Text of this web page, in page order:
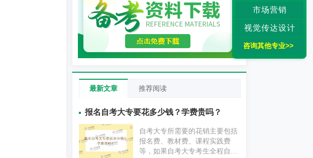
最新文章 推荐阅读
报名自考大专要花多少钱？学费贵吗？
自考大专所需要的花销主要包括
报名费、教材费、课程实践费
等，如果自考大专考生全程自学
市场营销
视觉传达设计
咨询其他专业>>